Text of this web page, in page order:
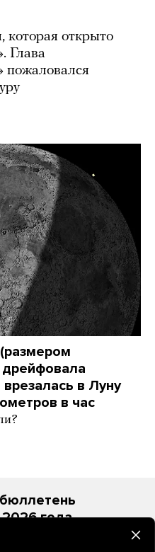
которая открыто
Глава
пожаловался
дрейфовала
в Луну
в час
года
Россия», а за ней —